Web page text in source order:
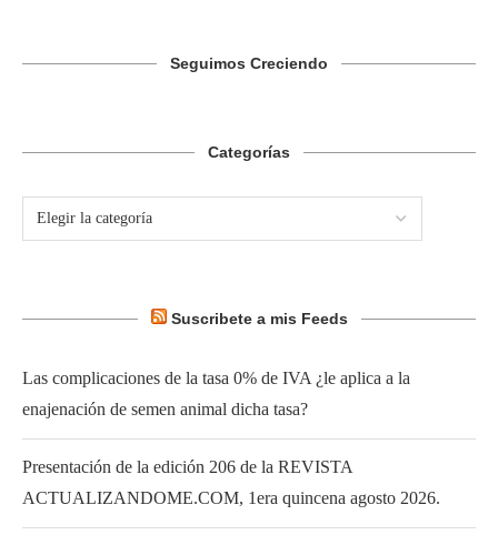
Seguimos Creciendo
Categorías
Suscribete a mis Feeds
Las complicaciones de la tasa 0% de IVA ¿le aplica a la
enajenación de semen animal dicha tasa?
Presentación de la edición 206 de la REVISTA
ACTUALIZANDOME.COM, 1era quincena agosto 2026.